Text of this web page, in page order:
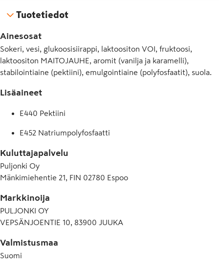
Tuotetiedot
Ainesosat
Sokeri, vesi, glukoosisiirappi, laktoositon VOI, fruktoosi,
laktoositon MAITOJAUHE, aromit (vanilja ja karamelli),
stabilointiaine (pektiini), emulgointiaine (polyfosfaatit), suola.
Lisäaineet
E440 Pektiini
E452 Natriumpolyfosfaatti
Kuluttajapalvelu
Puljonki Oy
Mänkimiehentie 21, FIN 02780 Espoo
Markkinoija
PULJONKI OY
VEPSÄNJOENTIE 10, 83900 JUUKA
Valmistusmaa
Suomi